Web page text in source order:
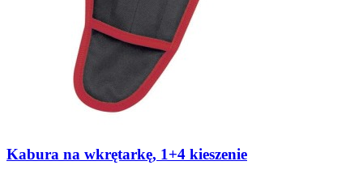
Kabura na wkrętarkę, 1+4 kieszenie